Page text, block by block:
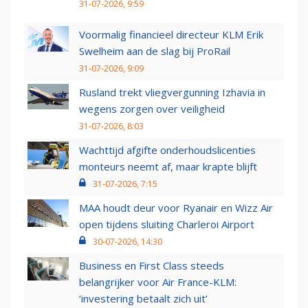
31-07-2026, 9:59
Voormalig financieel directeur KLM Erik
Swelheim aan de slag bij ProRail
31-07-2026, 9:09
Rusland trekt vliegvergunning Izhavia in
wegens zorgen over veiligheid
31-07-2026, 8:03
Wachttijd afgifte onderhoudslicenties
monteurs neemt af, maar krapte blijft
31-07-2026, 7:15
MAA houdt deur voor Ryanair en Wizz Air
open tijdens sluiting Charleroi Airport
30-07-2026, 14:30
Business en First Class steeds
belangrijker voor Air France-KLM:
‘investering betaalt zich uit’